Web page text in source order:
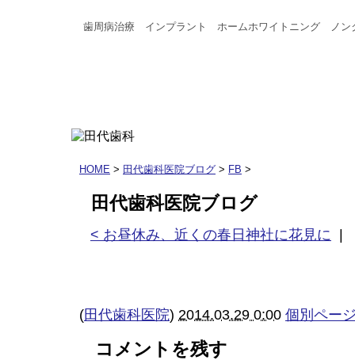
歯周病治療 インプラント ホームホワイトニング ノ
HOME > 田代歯科医院ブログ > FB >
田代歯科医院ブログ
< お昼休み、近くの春日神社に花見に |
(田代歯科医院) 2014.03.29 0:00 個別ペー
コメントを残す